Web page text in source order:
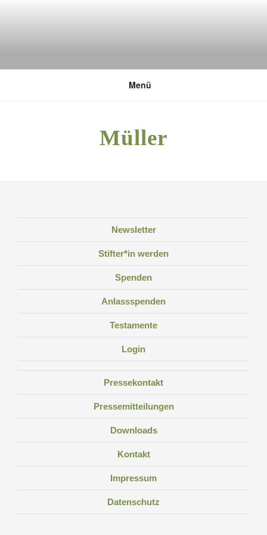
DEUTSCHE UMWELTSTIFTUNG
Menü
Müller
Newsletter
Stifter*in werden
Spenden
Anlassspenden
Testamente
Login
Pressekontakt
Pressemitteilungen
Downloads
Kontakt
Impressum
Datenschutz